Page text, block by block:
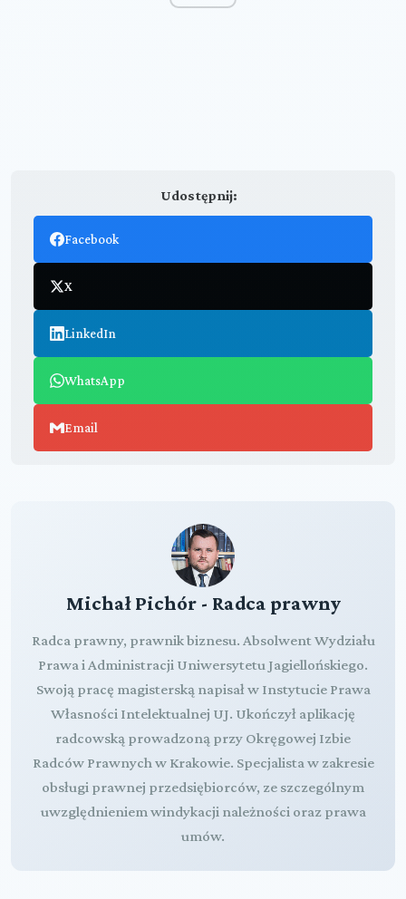
Udostępnij:
Facebook
X
LinkedIn
WhatsApp
Email
Michał Pichór - Radca prawny
Radca prawny, prawnik biznesu. Absolwent Wydziału
Prawa i Administracji Uniwersytetu Jagiellońskiego.
Swoją pracę magisterską napisał w Instytucie Prawa
Własności Intelektualnej UJ. Ukończył aplikację
radcowską prowadzoną przy Okręgowej Izbie
Radców Prawnych w Krakowie. Specjalista w zakresie
obsługi prawnej przedsiębiorców, ze szczególnym
uwzględnieniem windykacji należności oraz prawa
umów.